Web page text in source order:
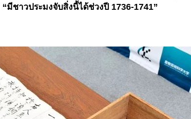
“มีชาวประมงจับสิ่งนี้ได้ช่วงปี 1736-1741”